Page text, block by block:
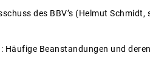
des BBV’s (Helmut
Beanstandungen und